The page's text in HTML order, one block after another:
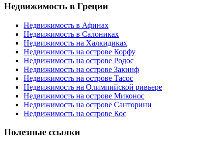
Недвижимость в Греции
Недвижимость в Афинах
Недвижимость в Салониках
Недвижимость на Халкидиках
Недвижимость на острове Корфу
Недвижимость на острове Родос
Недвижимость на острове Закинф
Недвижимость на острове Тасос
Недвижимость на Олимпийской ривьере
Недвижимость на острове Миконос
Недвижимость на острове Санторини
Недвижимость на острове Кос
Полезные ссылки